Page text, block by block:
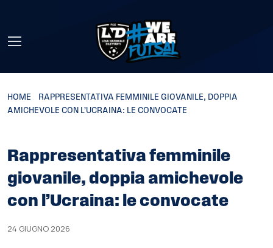
HOME
RAPPRESENTATIVA FEMMINILE GIOVANILE, DOPPIA
AMICHEVOLE CON L’UCRAINA: LE CONVOCATE
Rappresentativa femminile
giovanile, doppia amichevole
con l’Ucraina: le convocate
24 GIUGNO 2026